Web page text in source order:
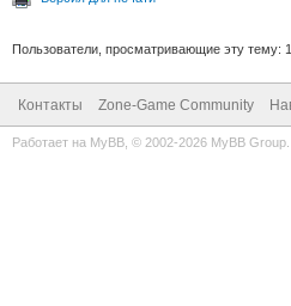
Пользователи, просматривающие эту тему:
Контакты Zone-Game Community
Работает на MyBB , © 2002-2026 MyBB Group